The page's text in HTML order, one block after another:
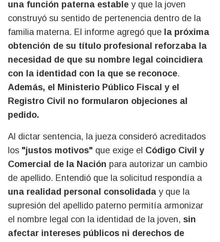
una función paterna estable y que la joven
construyó su sentido de pertenencia dentro de la
familia materna. El informe agregó que la próxima
obtención de su título profesional reforzaba la
necesidad de que su nombre legal coincidiera
con la identidad con la que se reconoce.
Además, el Ministerio Público Fiscal y el
Registro Civil no formularon objeciones al
pedido.
Al dictar sentencia, la jueza consideró acreditados
los "justos motivos" que exige el Código Civil y
Comercial de la Nación para autorizar un cambio
de apellido. Entendió que la solicitud respondía a
una realidad personal consolidada y que la
supresión del apellido paterno permitía armonizar
el nombre legal con la identidad de la joven, sin
afectar intereses públicos ni derechos de